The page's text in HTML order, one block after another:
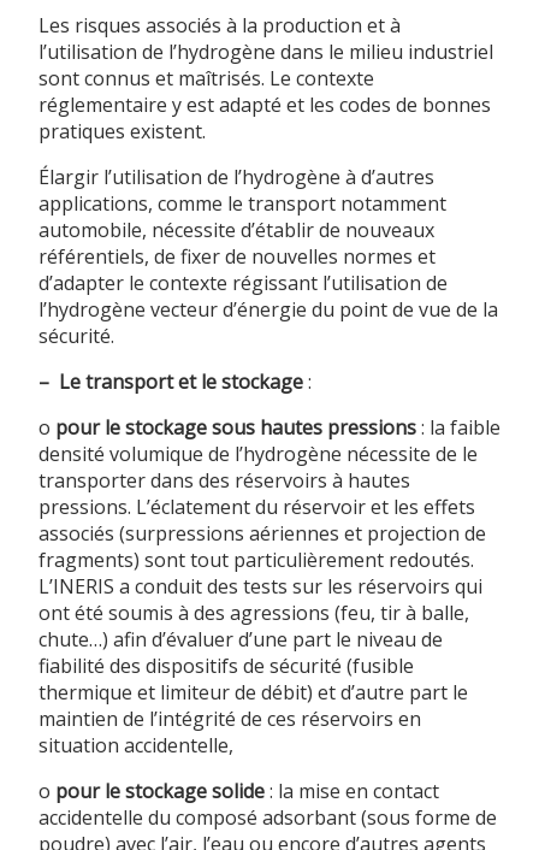
Les risques associés à la production et à
l’utilisation de l’hydrogène dans le milieu industriel
sont connus et maîtrisés. Le contexte
réglementaire y est adapté et les codes de bonnes
pratiques existent.
Élargir l’utilisation de l’hydrogène à d’autres
applications, comme le transport notamment
automobile, nécessite d’établir de nouveaux
référentiels, de fixer de nouvelles normes et
d’adapter le contexte régissant l’utilisation de
l’hydrogène vecteur d’énergie du point de vue de la
sécurité.
– Le transport et le stockage:
o pour le stockage sous hautes pressions: la faible
densité volumique de l’hydrogène nécessite de le
transporter dans des réservoirs à hautes
pressions. L’éclatement du réservoir et les effets
associés (surpressions aériennes et projection de
fragments) sont tout particulièrement redoutés.
L’INERIS a conduit des tests sur les réservoirs qui
ont été soumis à des agressions (feu, tir à balle,
chute…) afin d’évaluer d’une part le niveau de
fiabilité des dispositifs de sécurité (fusible
thermique et limiteur de débit) et d’autre part le
maintien de l’intégrité de ces réservoirs en
situation accidentelle,
o pour le stockage solide: la mise en contact
accidentelle du composé adsorbant (sous forme de
poudre) avec l’air, l’eau ou encore d’autres agents